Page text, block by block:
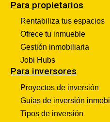
Para propietarios
Rentabiliza tus espacios
Ofrece tu inmueble
Gestión inmobiliaria
Jobi Hubs
Para inversores
Proyectos de inversión
Guías de inversión
Tipos de inversión